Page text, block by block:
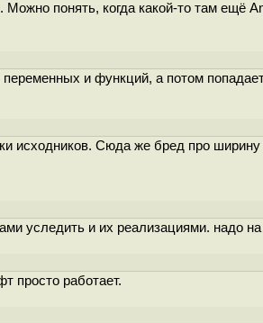
понять, когда какой-то там ещё
и функций, а потом
исходников. Сюда же бред про
уследить и их реализациями. надо
просто работает.